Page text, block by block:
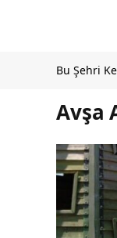
Bu Şehri
Avşa